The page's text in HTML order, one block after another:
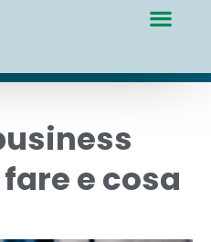
e cosa